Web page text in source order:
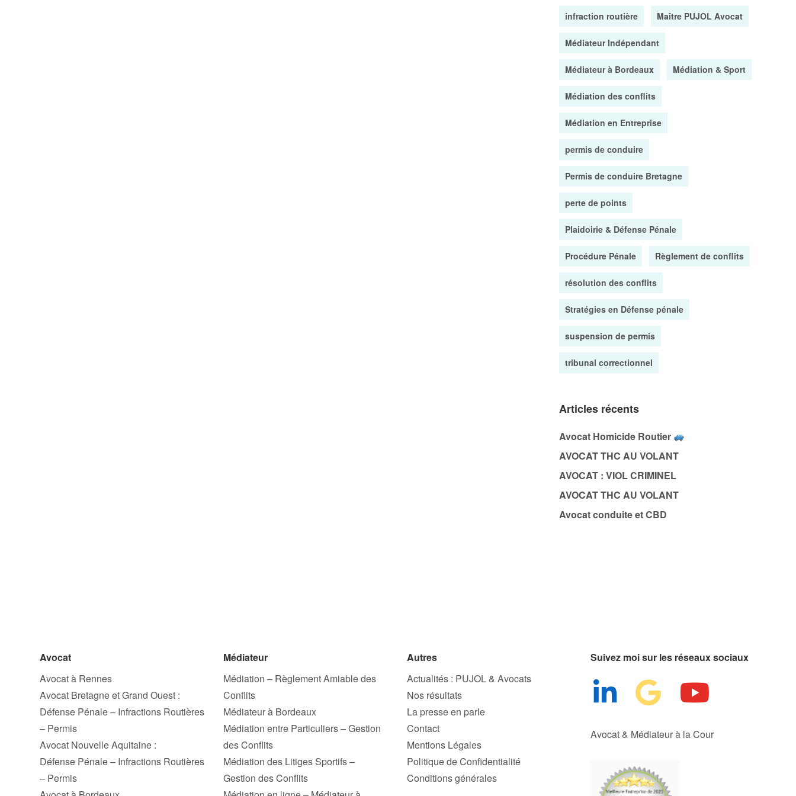
infraction routière Maître PUJOL Avocat
Médiateur Indépendant
Médiateur à Bordeaux Médiation & Sport
Médiation des conflits
Médiation en Entreprise
permis de conduire
Permis de conduire Bretagne
perte de points
Plaidoirie & Défense Pénale
Procédure Pénale Règlement de conflits
résolution des conflits
Stratégies en Défense pénale
suspension de permis
tribunal correctionnel
Articles récents
Avocat Homicide Routier
AVOCAT THC AU VOLANT
AVOCAT : VIOL CRIMINEL
AVOCAT THC AU VOLANT
Avocat conduite et CBD
Avocat
Avocat à Rennes
Avocat Bretagne et Grand Ouest :
Défense Pénale – Infractions Routières
– Permis
Avocat Nouvelle Aquitaine :
Défense Pénale – Infractions Routières
– Permis
Médiateur
Médiation – Règlement Amiable des
Conflits
Médiateur à Bordeaux
Médiation entre Particuliers – Gestion
des Conflits
Médiation des Litiges Sportifs –
Gestion des Conflits
Autres
Actualités : PUJOL & Avocats
Nos résultats
La presse en parle
Contact
Mentions Légales
Politique de Confidentialité
Conditions générales
Suivez moi sur les réseaux sociaux
Avocat & Médiateur à la Cour